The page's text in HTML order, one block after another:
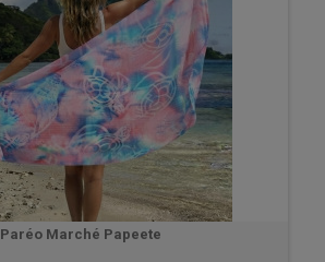
Paréo Marché Papeete